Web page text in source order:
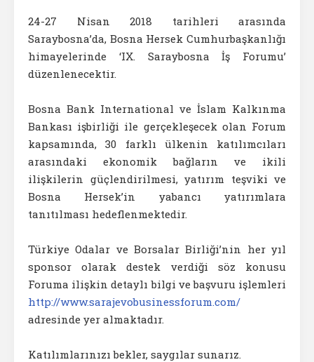
24-27 Nisan 2018 tarihleri arasında
Saraybosna’da, Bosna Hersek Cumhurbaşkanlığı
himayelerinde ‘IX. Saraybosna İş Forumu’
düzenlenecektir.
Bosna Bank International ve İslam Kalkınma
Bankası işbirliği ile gerçekleşecek olan Forum
kapsamında, 30 farklı ülkenin katılımcıları
arasındaki ekonomik bağların ve ikili
ilişkilerin güçlendirilmesi, yatırım teşviki ve
Bosna Hersek’in yabancı yatırımlara
tanıtılması hedeflenmektedir.
Türkiye Odalar ve Borsalar Birliği’nin her yıl
sponsor olarak destek verdiği söz konusu
Foruma ilişkin detaylı bilgi ve başvuru işlemleri
http://www.sarajevobusinessforum.com/
adresinde yer almaktadır.
Katılımlarınızı bekler, saygılar sunarız.